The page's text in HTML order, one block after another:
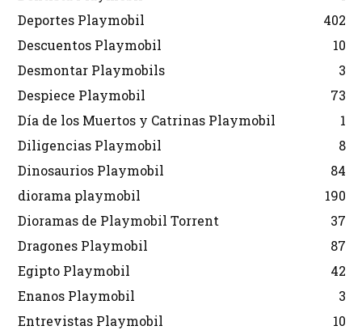
Deportes Playmobil
402
Descuentos Playmobil
10
Desmontar Playmobils
3
Despiece Playmobil
73
Día de los Muertos y Catrinas Playmobil
1
Diligencias Playmobil
8
Dinosaurios Playmobil
84
diorama playmobil
190
Dioramas de Playmobil Torrent
37
Dragones Playmobil
87
Egipto Playmobil
42
Enanos Playmobil
3
Entrevistas Playmobil
10